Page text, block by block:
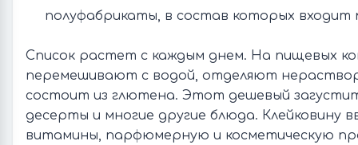
полуфабрикаты, в состав которых входит
Список растет с каждым днем. На пищевых
перемешивают с водой, отделяют
состоит из глютена. Этот дешевый
десерты и многие другие блюда. Клейковину
витамины, парфюмерную и косметическую